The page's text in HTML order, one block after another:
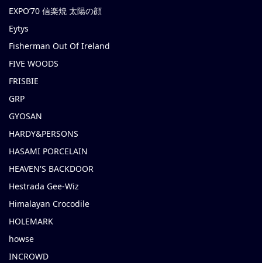
EXPO’70 信楽焼 太陽の顔
Eytys
Fisherman Out Of Ireland
FIVE WOODS
FRISBIE
GRP
GYOSAN
HARDY&PERSONS
HASAMI PORCELAIN
HEAVEN'S BACKDOOR
Hestrada Gee-Wiz
Himalayan Crocodile
HOLEMARK
howse
INCROWD